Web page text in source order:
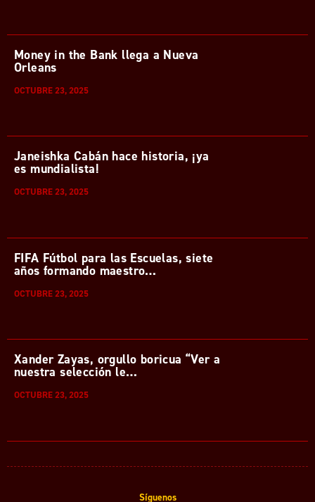
Money in the Bank llega a Nueva
Orleans
OCTUBRE 23, 2025
Janeishka Cabán hace historia, ¡ya
es mundialista!
OCTUBRE 23, 2025
FIFA Fútbol para las Escuelas, siete
años formando maestro…
OCTUBRE 23, 2025
Xander Zayas, orgullo boricua “Ver a
nuestra selección le…
OCTUBRE 23, 2025
Síguenos